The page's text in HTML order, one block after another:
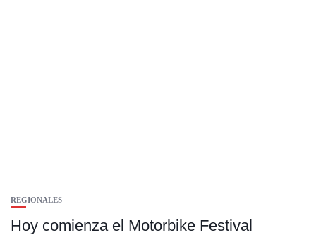
REGIONALES
Hoy comienza el Motorbike Festival